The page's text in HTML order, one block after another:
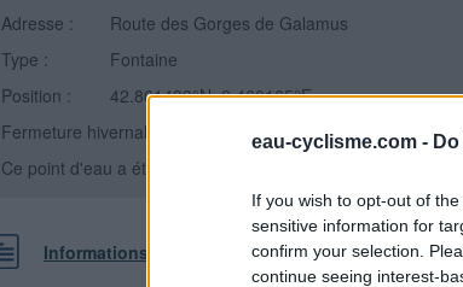
eau-cyclisme.com -
If you wish to opt-out of
sensitive information for
confirm your selection.
continue seeing interest-
Adresse :
Route des Gorges de Galamus
Type :
Fontaine
Position :
42.861483°N, 2.460165°E
Fermeture hivernale : non
Ce point d'eau a été ajouté par
Informations complémentaires